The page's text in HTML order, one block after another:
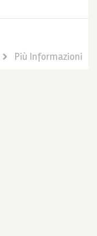
Più Informazioni